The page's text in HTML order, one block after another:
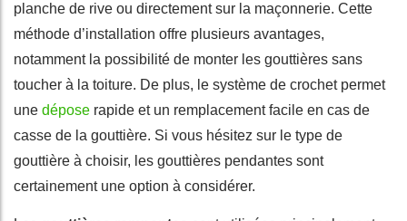
planche de rive ou directement sur la maçonnerie. Cette
méthode d’installation offre plusieurs avantages,
notamment la possibilité de monter les gouttières sans
toucher à la toiture. De plus, le système de crochet permet
une dépose rapide et un remplacement facile en cas de
casse de la gouttière. Si vous hésitez sur le type de
gouttière à choisir, les gouttières pendantes sont
certainement une option à considérer.